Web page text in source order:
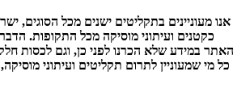
אנו מעוניינים בתקליטים ישנים מכל הסוגים,
כקטנים ועיתוני מוסיקה מכל התקופות.
האתר במידע שלא הכרנו לפני כן, וגם לכסות
כל מי שמעוניין לתרום תקליטים ועיתוני